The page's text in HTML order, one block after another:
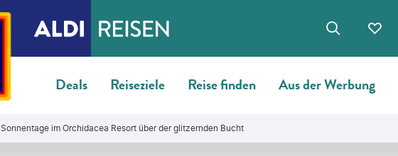
Deals Reiseziele Reise finden Aus der Werbung
Sonnentage im Orchidacea Resort über der glitzernden Bucht